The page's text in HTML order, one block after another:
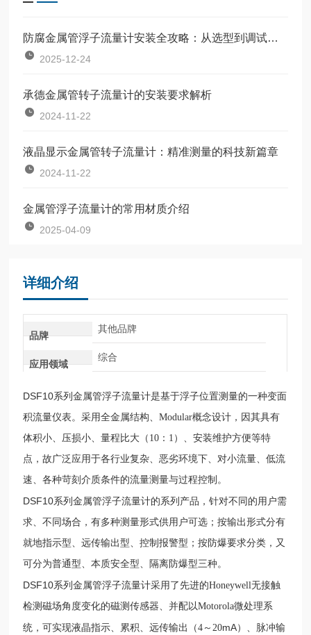
防腐金属管浮子流量计安装全攻略：从选型到调试的完整指南
2025-12-24
承德金属管转子流量计的安装要求解析
2024-11-22
液晶显示金属管转子流量计：精准测量的科技新篇章
2024-11-22
金属管浮子流量计的常用材质介绍
2025-04-09
详细介绍
品牌
其他品牌
应用领域
综合
DSF10系列金属管浮子流量计是基于浮子位置测量的一种变面
积流量仪表。采用全金属结构、Modular概念设计，因其具有
体积小、压损小、量程比大（ 10 ： 1 ）、安装维护方便等特
点，故广泛应用于各行业复杂、恶劣环境下、对小流量、低流
速、各种苛刻介质条件的流量测量与过程控制。
DSF10系列金属管浮子流量计的系列产品，针对不同的用户需
求、不同场合，有多种测量形式供用户可选；按输出形式分有
就地指示型、远传输出型、控制报警型；按防爆要求分类，又
可分为普通型、本质安全型、隔离防爆型三种。
DSF10系列金属管浮子流量计采用了先进的Honeywell无接触
检测磁场角度变化的磁测传感器、并配以Motorola微处理系
统，可实现液晶指示、累积、远传输出（4 ～ 20mA）、脉冲输